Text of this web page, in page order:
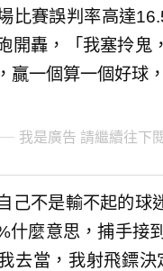
比賽誤判率高達
開轟，「我塞拎鬼
贏一個算一個好球
我是廣告 請繼續往下
己不是輸不起的球
什麼意思，捕手接
去當，我射飛鏢決